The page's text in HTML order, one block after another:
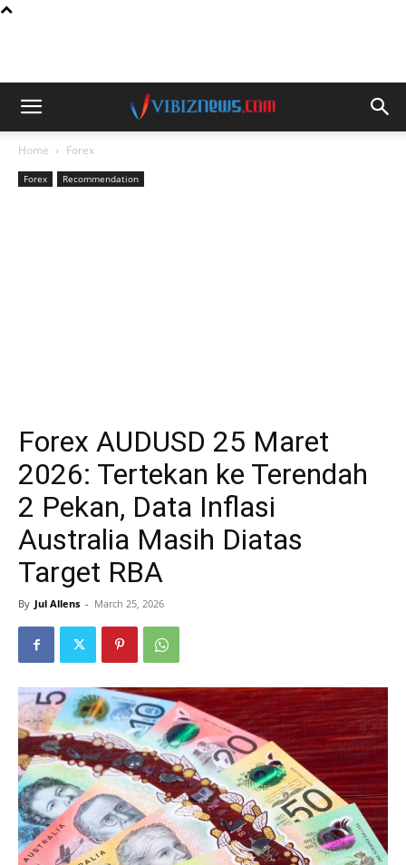
Home Forex
Forex Recommendation
Forex AUDUSD 25 Maret
2026: Tertekan ke Terendah
2 Pekan, Data Inflasi
Australia Masih Diatas
Target RBA
By Jul Allens - March 25, 2026